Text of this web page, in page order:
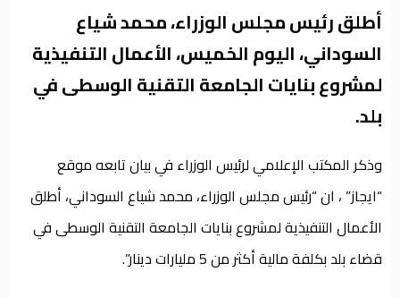
أطلق رئيس مجلس الوزراء، محمد شياع
السوداني، اليوم الخميس، الأعمال التنفيذية
لمشروع بنايات الجامعة التقنية الوسطى في
بلد.
وذكر المكتب الإعلامي لرئيس الوزراء في بيان تابعه موقع
“ايجاز” ، ان “رئيس مجلس الوزراء، محمد شياع السوداني، أطلق
الأعمال التنفيذية لمشروع بنايات الجامعة التقنية الوسطى في
قضاء بلد بكلفة مالية أكثر من 5 مليارات دينار”.